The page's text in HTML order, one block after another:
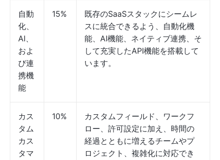
自動
化、
AI、
およ
び連
携機
能
15%
既存のSaaSスタックにシームレ
スに統合できるよう、自動化機
能、AI機能、ネイティブ連携、そ
して充実したAPI機能を搭載して
います。
カス
タム
カス
タマ
10%
カスタムフィールド、ワークフ
ロー、許可設定に加え、時間の
経過とともに増えるチームやプ
ロジェクト、複雑化に対応でき